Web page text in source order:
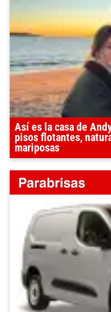
Así es la casa de
pisos flotantes,
mariposas